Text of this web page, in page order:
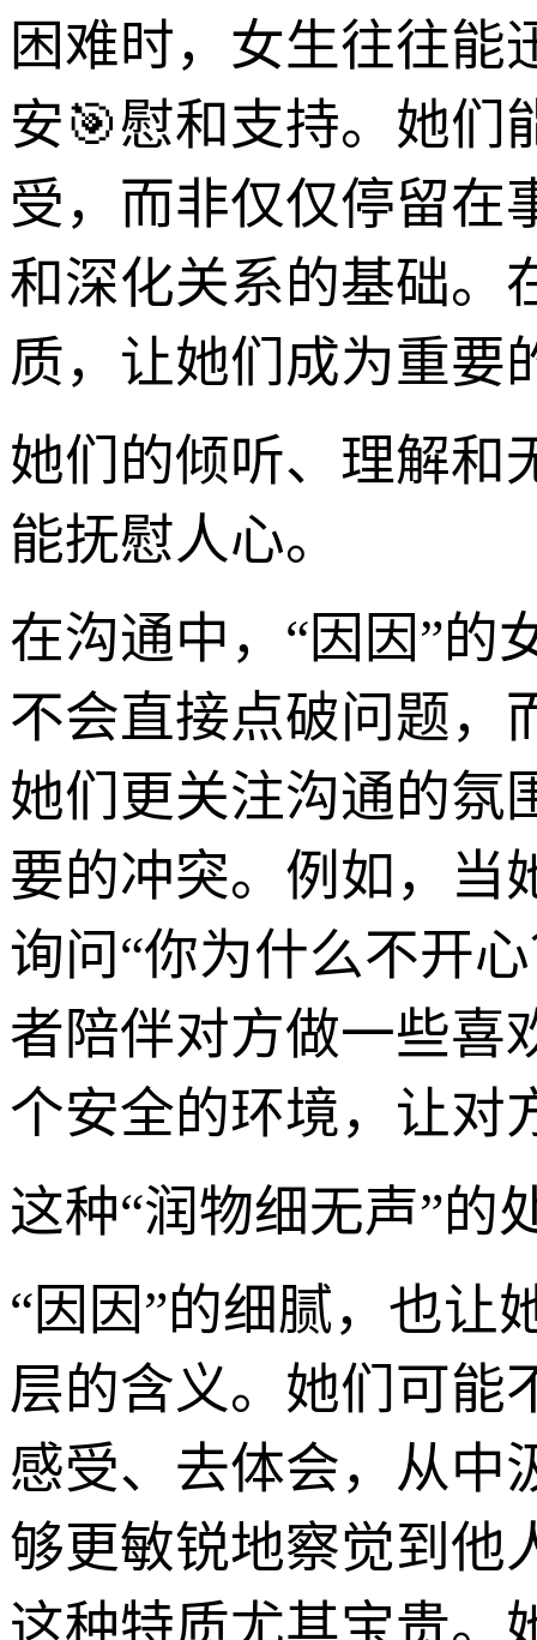
困难时，女生往往能
安🎯慰和支持。她们
受，而非仅仅停留在
和深化关系的基础。
质，让她们成为重要
她们的倾听、理解和
能抚慰人心。
在沟通中，“因因”的
不会直接点破问题，
她们更关注沟通的氛
要的冲突。例如，当
询问“你为什么不开
者陪伴对方做一些喜
个安全的环境，让对
这种“润物细无声”的
“因因”的细腻，也让
层的含义。她们可能
感受、去体会，从中
够更敏锐地察觉到他